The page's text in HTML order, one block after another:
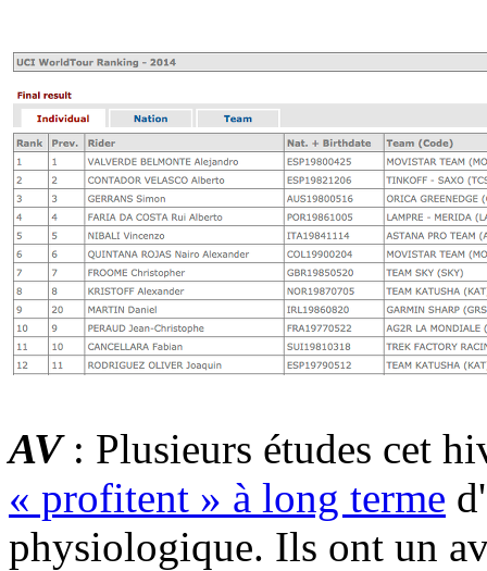
AV: Plusieurs études cet
« profitent » à long terme
physiologique. Ils ont un